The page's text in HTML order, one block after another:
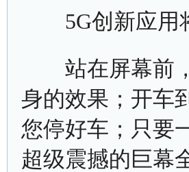
5G创新应用
站在屏幕前，
身的效果；开车
您停好车；只要
超级震撼的巨